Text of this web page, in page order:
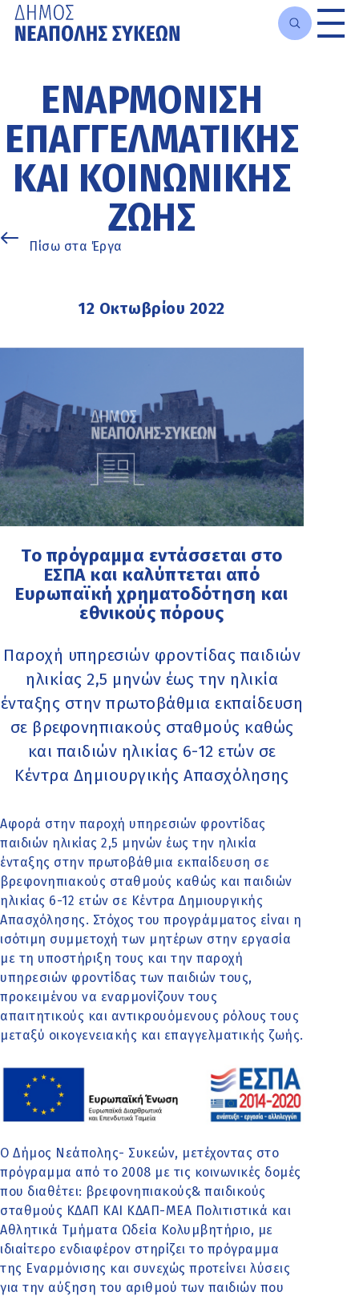
κυρίως
περιεχόμενο
ΕΝΑΡΜΌΝΙΣΗ
ΕΠΑΓΓΕΛΜΑΤΙΚΉΣ
ΚΑΙ ΚΟΙΝΩΝΙΚΉΣ
ΖΩΉΣ
Πίσω στα Έργα
12 Οκτωβρίου 2022
Το πρόγραμμα εντάσσεται στο
ΕΣΠΑ και καλύπτεται από
Ευρωπαϊκή χρηματοδότηση και
εθνικούς πόρους
Παροχή υπηρεσιών φροντίδας παιδιών
ηλικίας 2,5 μηνών έως την ηλικία
ένταξης στην πρωτοβάθμια εκπαίδευση
σε βρεφονηπιακούς σταθμούς καθώς
και παιδιών ηλικίας 6-12 ετών σε
Κέντρα Δημιουργικής Απασχόλησης
Αφορά στην παροχή υπηρεσιών φροντίδας
παιδιών ηλικίας 2,5 μηνών έως την ηλικία
ένταξης στην πρωτοβάθμια εκπαίδευση σε
βρεφονηπιακούς σταθμούς καθώς και παιδιών
ηλικίας 6-12 ετών σε Κέντρα Δημιουργικής
Απασχόλησης. Στόχος του προγράμματος είναι η
ισότιμη συμμετοχή των μητέρων στην εργασία
με τη υποστήριξη τους και την παροχή
υπηρεσιών φροντίδας των παιδιών τους,
προκειμένου να εναρμονίζουν τους
απαιτητικούς και αντικρουόμενους ρόλους τους
μεταξύ οικογενειακής και επαγγελματικής ζωής.
Ο Δήμος Νεάπολης- Συκεών, μετέχοντας στο
πρόγραμμα από το 2008 με τις κοινωνικές δομές
που διαθέτει: βρεφονηπιακούς& παιδικούς
σταθμούς ΚΔΑΠ ΚΑΙ ΚΔΑΠ-ΜΕΑ Πολιτιστικά και
Αθλητικά Τμήματα Ωδεία Κολυμβητήριο, με
ιδιαίτερο ενδιαφέρον στηρίζει το πρόγραμμα
της Εναρμόνισης και συνεχώς προτείνει λύσεις
για την αύξηση του αριθμού των παιδιών που